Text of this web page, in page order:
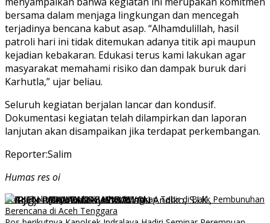
bersama dalam menjaga lingkungan dan mencegah
terjadinya bencana kabut asap. “Alhamdulillah, hasil
patroli hari ini tidak ditemukan adanya titik api maupun
kejadian kebakaran. Edukasi terus kami lakukan agar
masyarakat memahami risiko dan dampak buruk dari
Karhutla,” ujar beliau.
Seluruh kegiatan berjalan lancar dan kondusif.
Dokumentasi kegiatan telah dilampirkan dan laporan
lanjutan akan disampaikan jika terdapat perkembangan.
Reporter:Salim
Humas res oi
Navigasi
Pos sebelumnyaPolisi Berhasil Ungkap Tabir di Balik Pembunuhan
Berencana di Aceh Tenggara